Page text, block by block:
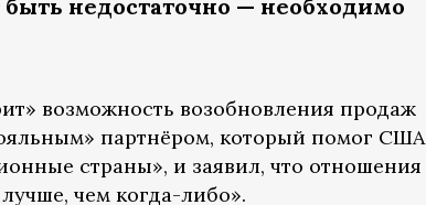
недостаточно — необходимо
возможность возобновления продаж
партнёром, который помог США
страны», и заявил, что отношения
чем когда-либо».